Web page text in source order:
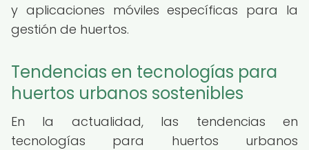
y aplicaciones móviles específicas para la
gestión de huertos.
Tendencias en tecnologías para
huertos urbanos sostenibles
En la actualidad, las tendencias en
tecnologías para huertos urbanos